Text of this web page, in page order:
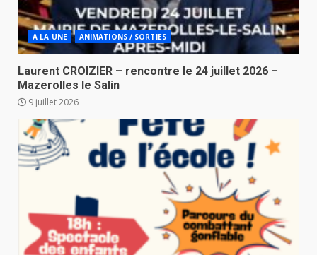
A LA UNE ANIMATIONS / SORTIES
Laurent CROIZIER – rencontre le 24 juillet 2026 –
Mazerolles le Salin
9 juillet 2026